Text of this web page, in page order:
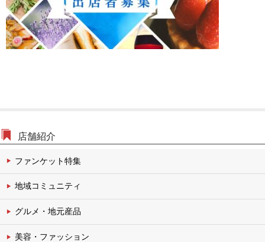
店舗紹介
ファンケット特集
地域コミュニティ
グルメ・地元産品
美容・ファッション